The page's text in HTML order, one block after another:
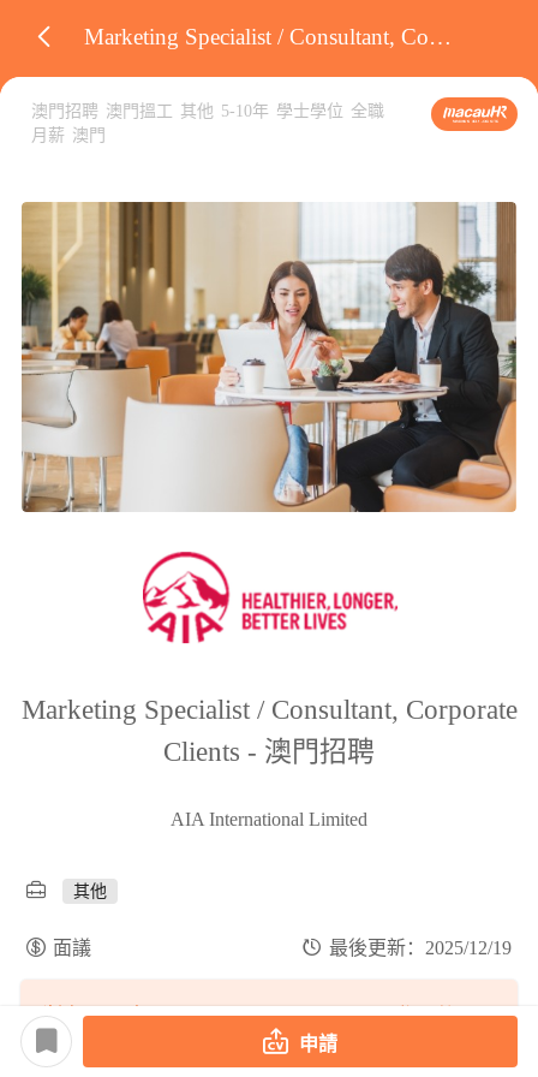
Marketing Specialist / Consultant, Corporate Clients
澳門招聘 澳門搵工 其他 5-10年 學士學位 全職
月薪 澳門
Marketing Specialist / Consultant, Corporate
Clients - 澳門招聘
AIA International Limited
其他
面議 最後更新：2025/12/19
職缺匹配度 登入後匹配
申請